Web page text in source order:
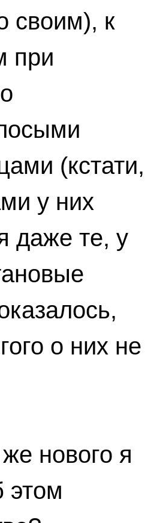
своим), к
при
(кстати,
у них
даже те, у
о них не
нового я
этом